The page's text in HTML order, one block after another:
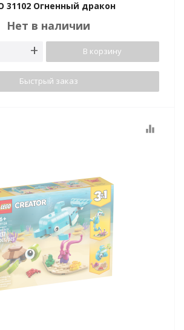
31102 Огненный дракон
Нет в наличии
В корзину
Быстрый заказ
equalizer